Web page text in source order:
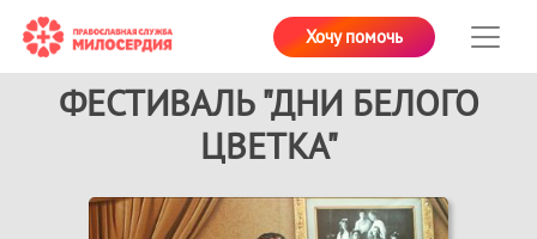
Хочу помочь
ФЕСТИВАЛЬ "ДНИ БЕЛОГО
ЦВЕТКА"